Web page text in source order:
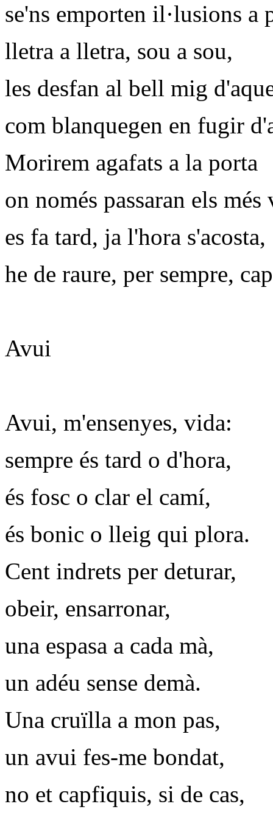
se'ns emporten il·lusions a
lletra a lletra, sou a sou,
les desfan al bell mig
com blanquegen en fugir
Morirem agafats a la porta
on només passaran els més
es fa tard, ja l'hora s'acosta,
he de raure, per sempre,
Avui
Avui, m'ensenyes, vida:
sempre és tard o d'hora,
és fosc o clar el camí,
és bonic o lleig qui plora.
Cent indrets per deturar,
obeir, ensarronar,
una espasa a cada mà,
un adéu sense demà.
Una cruïlla a mon pas,
un avui fes-me bondat,
no et capfiquis, si de cas,